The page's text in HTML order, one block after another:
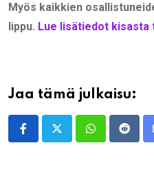
Myös kaikkien
lippu. Lue lisätiedot kisasta
Jaa tämä julkaisu:
Whatsapp